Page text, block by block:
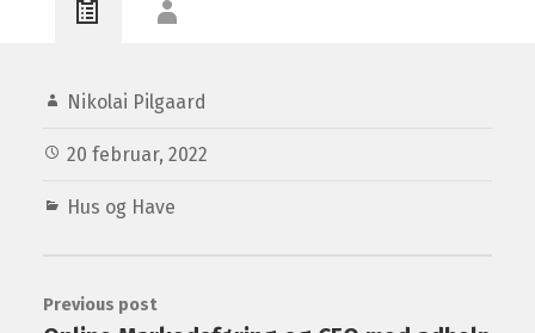
Nikolai Pilgaard
20 februar, 2022
Hus og Have
Previous post